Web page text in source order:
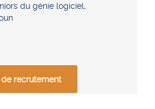
du génie logiciel,
de recrutement